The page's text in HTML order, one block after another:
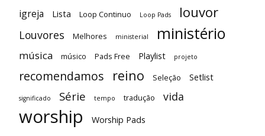
igreja Lista Loop Continuo Loop Pads louvor
Louvores Melhores ministerial ministério
música músico Pads Free Playlist projeto
recomendamos reino Seleção Setlist
significado Série tempo tradução vida
worship Worship Pads